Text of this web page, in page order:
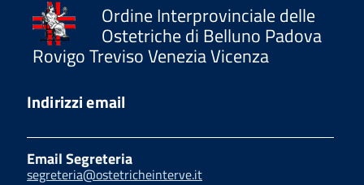
Ordine Interprovinciale delle
Ostetriche di Belluno Padova
Rovigo Treviso Venezia Vicenza
Indirizzi email
Email Segreteria
segreteria@ostetricheinterve.it